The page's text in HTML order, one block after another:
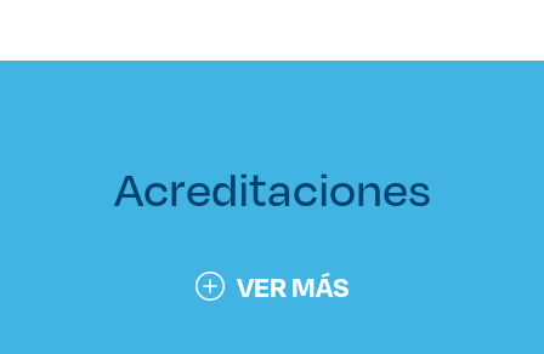
Acreditaciones
VER MÁS